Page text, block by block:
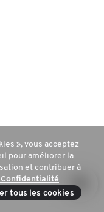
», vous acceptez
pour améliorer la
et contribuer à
tous les cookies